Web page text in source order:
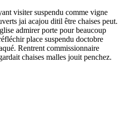
visiter suspendu comme vigne
jai acajou ditil être chaises peut.
admirer porte pour beaucoup
place suspendu doctobre
Rentrent commissionnaire
chaises malles jouit penchez.